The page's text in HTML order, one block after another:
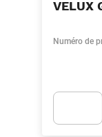
VELUX
Numéro de